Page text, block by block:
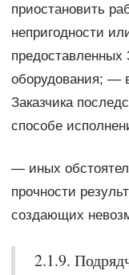
приостановить
непригодности
предоставленных
оборудования; —
Заказчика
способе
— иных
прочности
создающих
2.1.9.